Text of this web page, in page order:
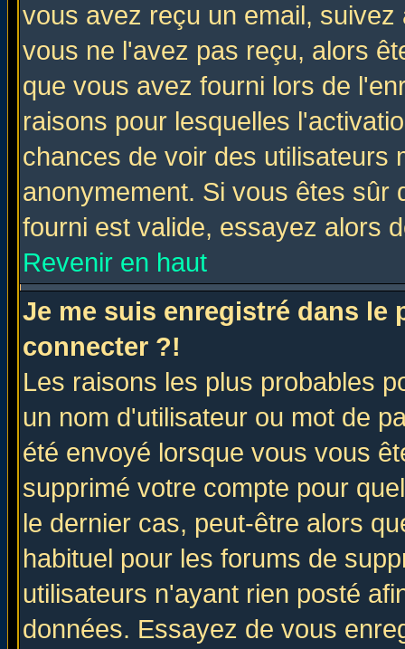
vous avez reçu un email,
vous ne l'avez pas reçu, alors
que vous avez fourni lors de
raisons pour lesquelles
chances de voir des utilisateurs
anonymement. Si vous êtes sûr
fourni est valide, essayez alors
Revenir en haut
Je me suis enregistré dans le
connecter ?!
Les raisons les plus probables
un nom d'utilisateur ou mot de
été envoyé lorsque vous vous
supprimé votre compte pour
le dernier cas, peut-être alors
habituel pour les forums de
utilisateurs n'ayant rien posté
données. Essayez de vous